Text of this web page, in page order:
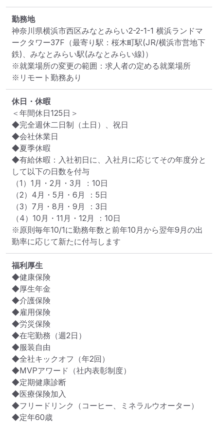
勤務地
神奈川県横浜市西区みなとみらい2-2-1-1 横浜ランドマ
ークタワー37F （最寄り駅：桜木町駅(JR/横浜市営地下
鉄)、みなとみらい駅(みなとみらい線)）
※就業場所の変更の範囲：求人者の定める就業場所
※リモート勤務あり
休日・休暇
＜年間休日125日＞
◆完全週休二日制（土日）、祝日
◆会社休業日
◆夏季休暇
◆有給休暇：入社初日に、入社月に応じてその年度分と
して以下の日数を付与
（1）1月・2月・3月 ：10日
（2）4月・5月・6月 ：5日
（3）7月・8月・9月 ：3日
（4）10月・11月・12月 ：10日
※原則毎年10/1に勤務年数と前年10月から翌年9月の出
勤率に応じて新たに付与します
福利厚生
◆健康保険
◆厚生年金
◆介護保険
◆雇用保険
◆労災保険
◆在宅勤務（週2日）
◆服装自由
◆全社キックオフ（年2回）
◆MVPアワード（社内表彰制度）
◆定期健康診断
◆医療保険加入
◆フリードリンク（コーヒー、ミネラルウオーター）
◆定年60歳